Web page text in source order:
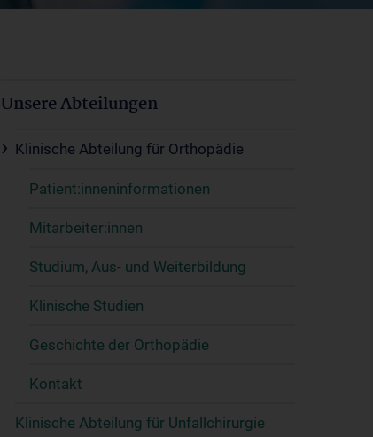
Unsere Abteilungen
Klinische Abteilung für Orthopädie
Patient:inneninformationen
Mitarbeiter:innen
Studium, Aus- und Weiterbildung
Klinische Studien
Geschichte der Orthopädie
Kontakt
Klinische Abteilung für Unfallchirurgie